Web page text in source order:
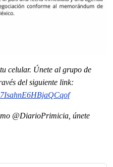
celular. Únete al grupo de
del siguiente link:
@DiarioPrimicia, únete